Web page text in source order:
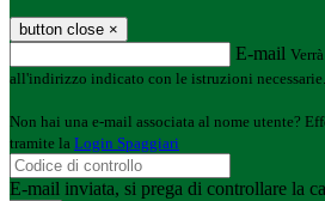
button close ×
E-mail
all'indirizzo indicato con le istruzioni necessarie.
Non hai una e-mail associata al nome utente?
tramite la Login Spaggiari
E-mail inviata, si prega di controllare la